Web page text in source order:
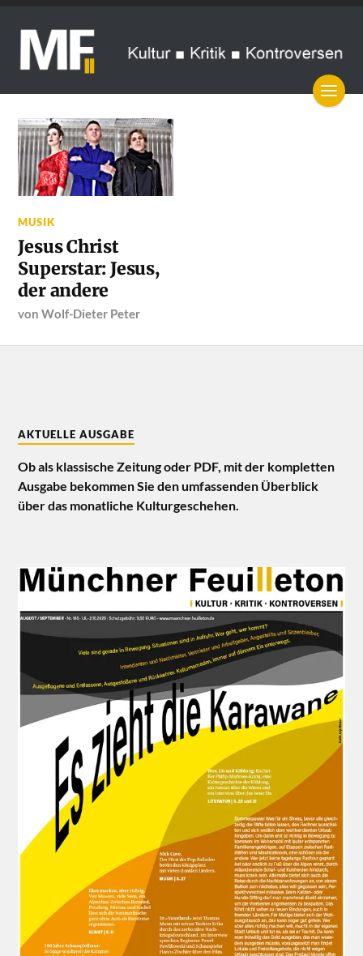
MUSIK
Jesus Christ
Superstar: Jesus,
der andere
vonWolf-Dieter Peter
AKTUELLE AUSGABE
Ob als klassische Zeitung oder PDF, mit der kompletten
Ausgabe bekommen Sie den umfassenden Überblick
über das monatliche Kulturgeschehen.